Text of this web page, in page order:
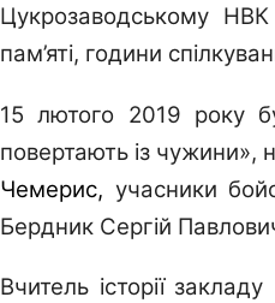
Цукрозаводському НВК
пам’яті, години
15 лютого 2019 року
повертають із чужини»,
Чемерис, учасники
Бердник Сергій
Вчитель історії закладу